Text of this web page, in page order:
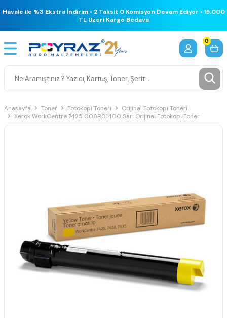
Havale ile %3 Ekstra İndirim • 2 Taksit 0 Komisyon Devam Ediyor • 15.000
TL Üzeri Kargo Bedava
0
Anasayfa Toner Fotokopi Toneri
Orijinal Fotokopi Toneri
Xerox WorkCentre 7425 006R01400 Sarı Orijinal Fotokopi Toner